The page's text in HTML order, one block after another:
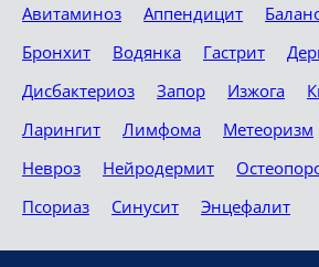
Авитаминоз Аппендицит
Бронхит
Водянка Гастрит
Дисбактериоз
Запор Изжога
Ларингит
Лимфома Метеоризм
Невроз
Нейродермит
Псориаз
Синусит Энцефалит